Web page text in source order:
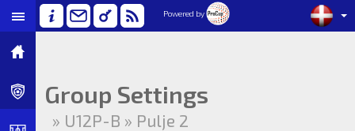
Powered by
Group Settings
» U12P-B » Pulje 2